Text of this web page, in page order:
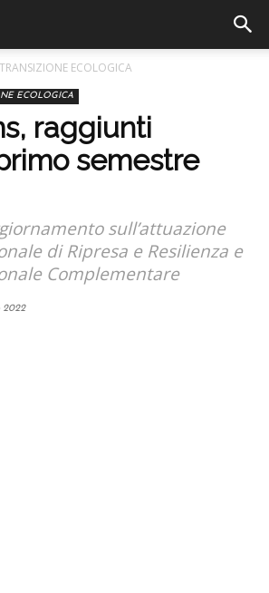
TRANSIZIONE ECOLOGICA
ECOLOGICA
raggiunti
semestre
sull’attuazione
di Ripresa e Resilienza e
Complementare
2022